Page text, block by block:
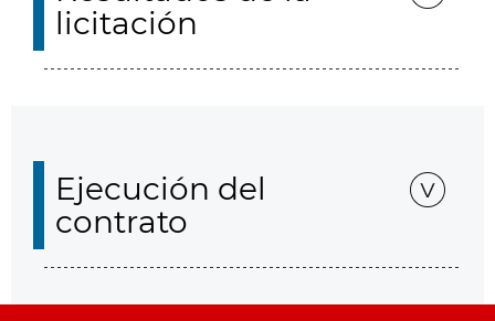
licitación
Ejecución del
contrato